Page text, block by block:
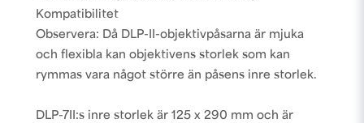
Kompatibilitet
Observera: Då DLP-II-objektivpåsarna är mjuka
och flexibla kan objektivens storlek som kan
rymmas vara något större än påsens inre storlek.
DLP-7II:s inre storlek är 125 x 290 mm och är